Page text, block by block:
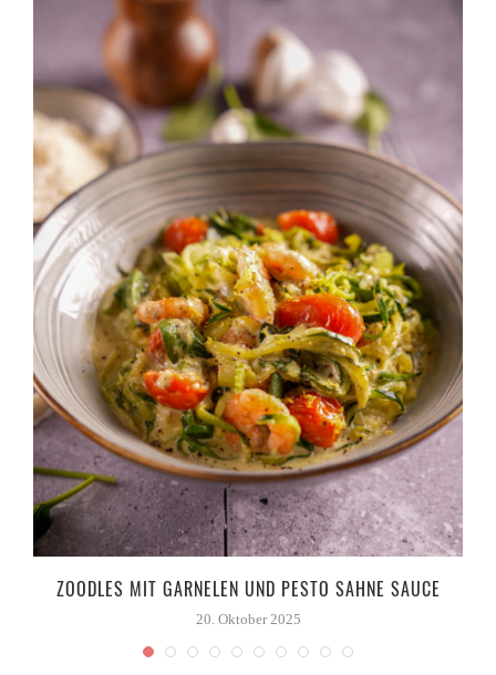
ZOODLES MIT GARNELEN UND PESTO SAHNE SAUCE
20. Oktober 2025